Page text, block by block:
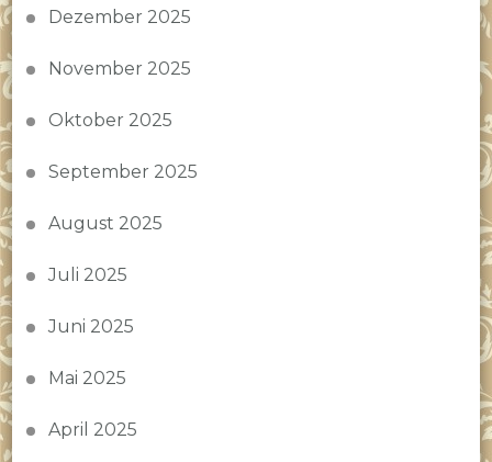
Dezember 2025
November 2025
Oktober 2025
September 2025
August 2025
Juli 2025
Juni 2025
Mai 2025
April 2025